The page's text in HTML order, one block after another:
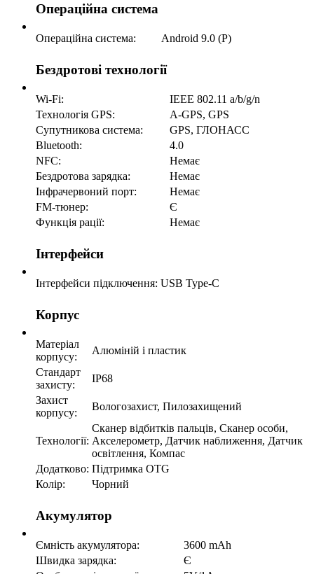
Операційна система
Операційна система: Android 9.0 (P)
Бездротові технології
Wi-Fi:
IEEE 802.11 a/b/g/n
Технологія GPS:
A-GPS, GPS
Супутникова система:
GPS, ГЛОНАСС
Bluetooth:
4.0
NFC:
Немає
Бездротова зарядка:
Немає
Інфрачервоний порт:
Немає
FM-тюнер:
Є
Функція рації:
Немає
Інтерфейси
Інтерфейси підключення: USB Type-C
Корпус
Матеріал
корпусу:
Алюміній і пластик
Стандарт
захисту:
IP68
Захист
корпусу:
Вологозахист, Пилозахищений
Технології:
Сканер відбитків пальців, Сканер особи,
Акселерометр, Датчик наближення, Датчик
освітлення, Компас
Додатково: Підтримка OTG
Колір:
Чорний
Акумулятор
Ємність акумулятора:
3600 mAh
Швидка зарядка:
Є